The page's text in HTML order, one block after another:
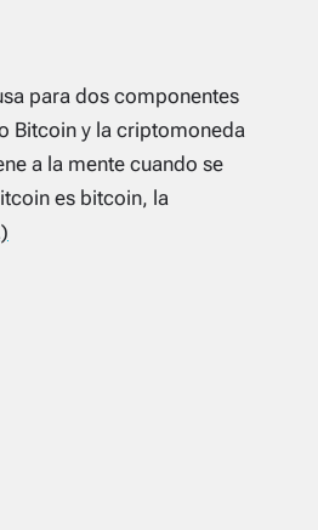
para dos componentes
Bitcoin y la criptomoneda
a la mente cuando se
es bitcoin, la